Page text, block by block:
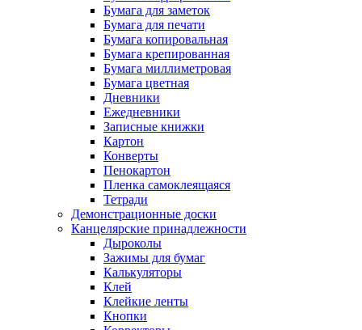
Бумага для заметок
Бумага для печати
Бумага копировальная
Бумага крепированная
Бумага миллиметровая
Бумага цветная
Дневники
Ежедневники
Записные книжки
Картон
Конверты
Пенокартон
Пленка самоклеящаяся
Тетради
Демонстрационные доски
Канцелярские принадлежности
Дыроколы
Зажимы для бумаг
Калькуляторы
Клей
Клейкие ленты
Кнопки